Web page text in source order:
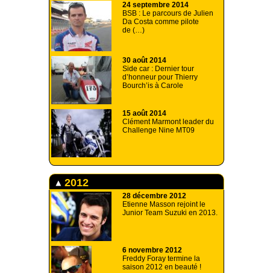
24 septembre 2014
BSB : Le parcours de Julien
Da Costa comme pilote
de (…)
30 août 2014
Side car : Dernier tour
d’honneur pour Thierry
Bourch’is à Carole
15 août 2014
Clément Marmont leader du
Challenge Nine MT09
2012
28 décembre 2012
Etienne Masson rejoint le
Junior Team Suzuki en 2013.
6 novembre 2012
Freddy Foray termine la
saison 2012 en beauté !